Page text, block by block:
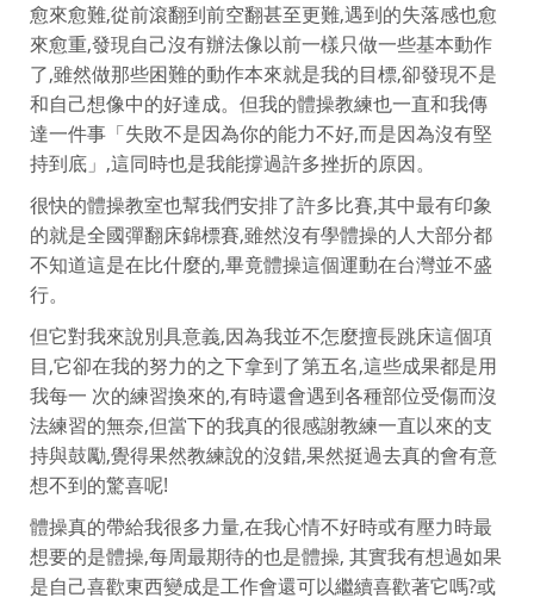
愈來愈難,從前滾翻到前空翻甚至更難,遇到的失落感也愈
來愈重,發現自己沒有辦法像以前一樣只做一些基本動作
了,雖然做那些困難的動作本來就是我的目標,卻發現不是
和自己想像中的好達成。但我的體操教練也一直和我傳
達一件事「失敗不是因為你的能力不好,而是因為沒有堅
持到底」,這同時也是我能撐過許多挫折的原因。
很快的體操教室也幫我們安排了許多比賽,其中最有印象
的就是全國彈翻床錦標賽,雖然沒有學體操的人大部分都
不知道這是在比什麼的,畢竟體操這個運動在台灣並不盛
行。
但它對我來說別具意義,因為我並不怎麼擅長跳床這個項
目,它卻在我的努力的之下拿到了第五名,這些成果都是用
我每一 次的練習換來的,有時還會遇到各種部位受傷而沒
法練習的無奈,但當下的我真的很感謝教練一直以來的支
持與鼓勵,覺得果然教練說的沒錯,果然挺過去真的會有意
想不到的驚喜呢!
體操真的帶給我很多力量,在我心情不好時或有壓力時最
想要的是體操,每周最期待的也是體操, 其實我有想過如果
是自己喜歡東西變成是工作會還可以繼續喜歡著它嗎?或